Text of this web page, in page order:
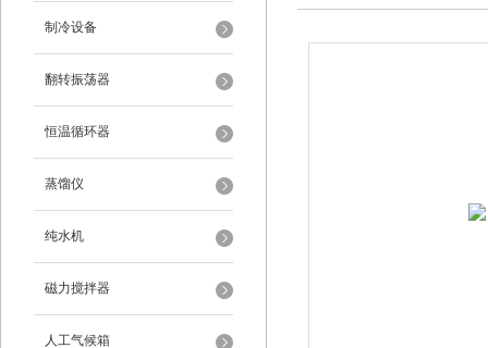
制冷设备
翻转振荡器
恒温循环器
蒸馏仪
纯水机
磁力搅拌器
人工气候箱